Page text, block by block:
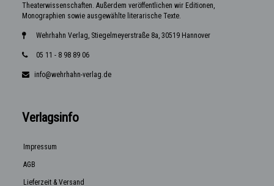
Theaterwissenschaften. Außerdem veröffentlichen wir Editionen,
Monographien sowie ausgewählte literarische Texte.
Wehrhahn Verlag, Stiegelmeyerstraße 8a, 30519 Hannover
05 11 - 8 98 89 06
info@wehrhahn-verlag.de
Verlagsinfo
Impressum
AGB
Lieferzeit & Versand